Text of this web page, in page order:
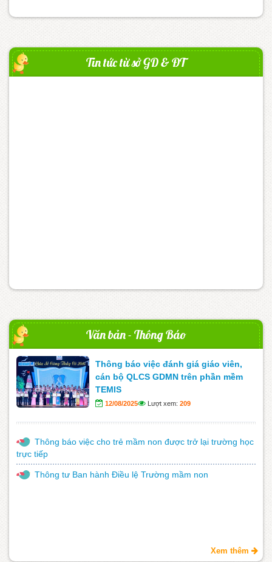
Tin tức từ sở GD & ĐT
Văn bản - Thông Báo
Thông báo việc đánh giá giáo viên,
cán bộ QLCS GDMN trên phần mềm
TEMIS
12/08/2025 Lượt xem: 209
Thông báo việc cho trẻ mầm non được trở lại trường học
trực tiếp
Thông tư Ban hành Điều lệ Trường mầm non
Xem thêm